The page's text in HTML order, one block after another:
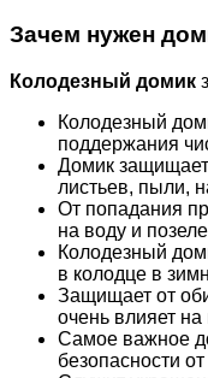
Зачем нужен
Колодезный домик
Колодезный
поддержания
Домик
листьев, пыли,
От попадания
на воду и
Колодезный
в колодце в
Защищает от
очень влияет
Самое важное
безопасности